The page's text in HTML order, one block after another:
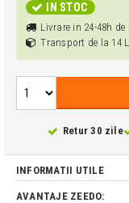
IN STOC
Livrare in 24-48h de
Transport de la 14
Retur 30 zile
INFORMATII UTILE
AVANTAJE ZEEDO: